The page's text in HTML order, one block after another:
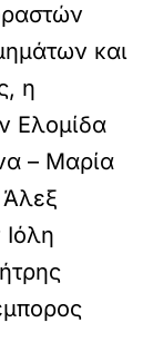
και
η
Ελομίδα
– Μαρία